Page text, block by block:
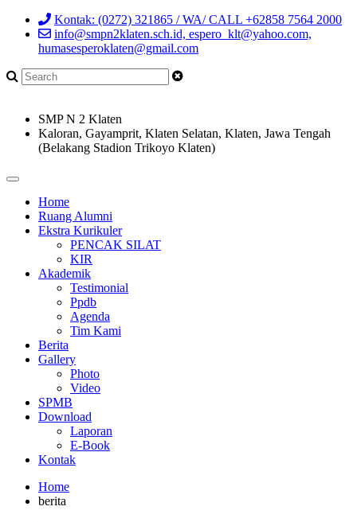
Kontak: (0272) 321865 / WA/ CALL +62858 7564 2000
info@smpn2klaten.sch.id, espero_klt@yahoo.com,
humasesperoklaten@gmail.com
SMP N 2 Klaten
Kaloran, Gayamprit, Klaten Selatan, Klaten, Jawa Tengah
(Belakang Stadion Trikoyo Klaten)
Home
Ruang Alumni
Ekstra Kurikuler
PENCAK SILAT
KIR
Akademik
Testimonial
Ppdb
Agenda
Tim Kami
Berita
Gallery
Photo
Video
SPMB
Download
Laporan
E-Book
Kontak
Home
berita